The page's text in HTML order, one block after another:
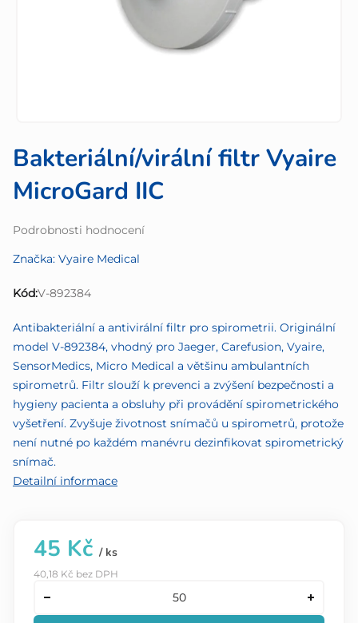
Bakteriální/virální filtr Vyaire
MicroGard IIC
Průměrné
produktu
0,0
Podrobnosti hodnocení
Značka: Vyaire Medical
Kód:V-892384
Antibakteriální a antivirální filtr pro spirometrii. Originální
model V-892384, vhodný pro Jaeger, Carefusion, Vyaire,
SensorMedics, Micro Medical a většinu ambulantních
spirometrů. Filtr slouží k prevenci a zvýšení bezpečnosti a
hygieny pacienta a obsluhy při provádění spirometrického
vyšetření. Zvyšuje životnost snímačů u spirometrů, protože
není nutné po každém manévru dezinfikovat spirometrický
snímač.
Detailní informace
45 Kč / ks
40,18 Kč bez DPH